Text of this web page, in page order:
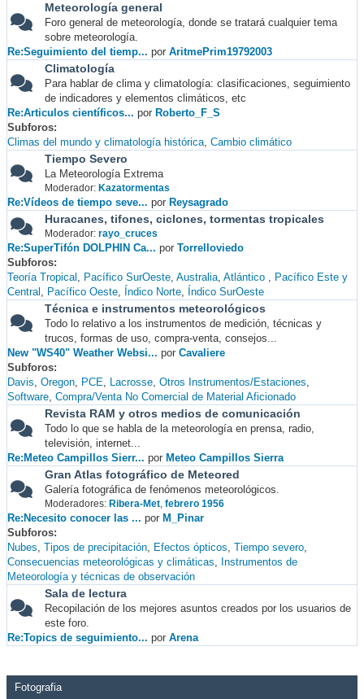
Meteorología general
Foro general de meteorología, donde se tratará cualquier tema
sobre meteorología.
Re:Seguimiento del tiemp... por AritmePrim19792003
Climatología
Para hablar de clima y climatología: clasificaciones, seguimiento
de indicadores y elementos climáticos, etc
Re:Articulos científicos... por Roberto_F_S
Subforos
Climas del mundo y climatología histórica Cambio climático
Tiempo Severo
La Meteorología Extrema
Moderador: Kazatormentas
Re:Vídeos de tiempo seve... por Reysagrado
Huracanes, tifones, ciclones, tormentas tropicales
Moderador: rayo_cruces
Re:SuperTifón DOLPHIN Ca... por Torrelloviedo
Subforos
Teoría Tropical
Pacífico SurOeste Australia Atlántico
Pacífico Este y
Central
Pacífico Oeste Índico Norte Índico SurOeste
Técnica e instrumentos meteorológicos
Todo lo relativo a los instrumentos de medición, técnicas y
trucos, formas de uso, compra-venta, consejos...
New "WS40" Weather Websi... por Cavaliere
Subforos
Davis Oregon PCE Lacrosse Otros Instrumentos/Estaciones
Software Compra/Venta No Comercial de Material Aficionado
Revista RAM y otros medios de comunicación
Todo lo que se habla de la meteorología en prensa, radio,
televisión, internet...
Re:Meteo Campillos Sierr... por Meteo Campillos Sierra
Gran Atlas fotográfico de Meteored
Galería fotográfica de fenómenos meteorológicos.
Moderadores: Ribera-Met, febrero 1956
Re:Necesito conocer las ... por M_Pinar
Subforos
Nubes Tipos de precipitación Efectos ópticos Tiempo severo
Consecuencias meteorológicas y climáticas
Instrumentos de
Meteorología y técnicas de observación
Sala de lectura
Recopilación de los mejores asuntos creados por los usuarios de
este foro.
Re:Topics de seguimiento... por Arena
Fotografia